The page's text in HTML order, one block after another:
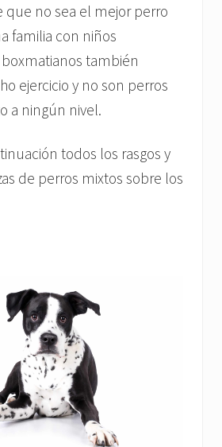
que no sea el mejor perro
familia con niños
también
ejercicio y no son perros
a ningún nivel.
todos los rasgos y
de perros mixtos sobre los